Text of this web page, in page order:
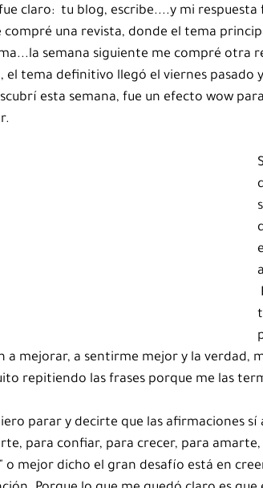
claro:  tu blog, escribe....y mi respuesta
compré una revista, donde el tema
semana siguiente me compré otra
el tema definitivo llegó el viernes pasado
esta semana, fue un efecto wow
a mejorar, a sentirme mejor y la verdad,
repitiendo las frases porque me las
parar y decirte que las afirmaciones
para confiar, para crecer, para
o mejor dicho el gran desafío está en